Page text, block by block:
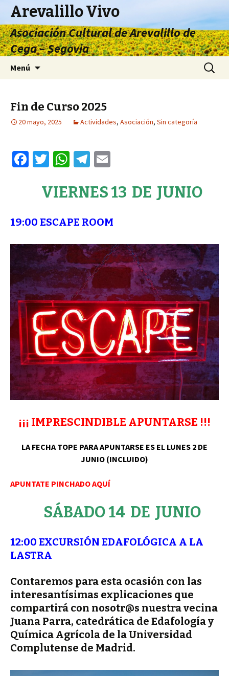
Arevalillo Vivo
Asociación Cultural de Arevalillo de
Cega – Segovia
Menú Buscar:
Fin de Curso 2025
20 mayo, 2025 Actividades, Asociación, Sin categoría
Fa
o
k
T
tt
W
at
p
p
Te
gr
m
ai
VIERNES 13 DE JUNIO
19:00 ESCAPE ROOM
¡¡¡ IMPRESCINDIBLE APUNTARSE !!!
LA FECHA TOPE PARA APUNTARSE ES EL LUNES 2 DE
JUNIO (INCLUIDO)
APUNTATE PINCHADO AQUÍ
SÁBADO 14 DE JUNIO
12:00 EXCURSIÓN EDAFOLÓGICA A LA
LASTRA
Contaremos para esta ocasión con las
interesantísimas explicaciones que
compartirá con nosotr@s nuestra vecina
Juana Parra, catedrática de Edafología y
Química Agrícola de la Universidad
Complutense de Madrid.